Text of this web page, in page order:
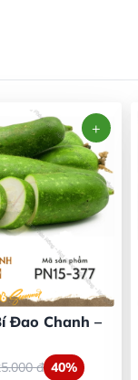
Đao Chanh –
đ 40%